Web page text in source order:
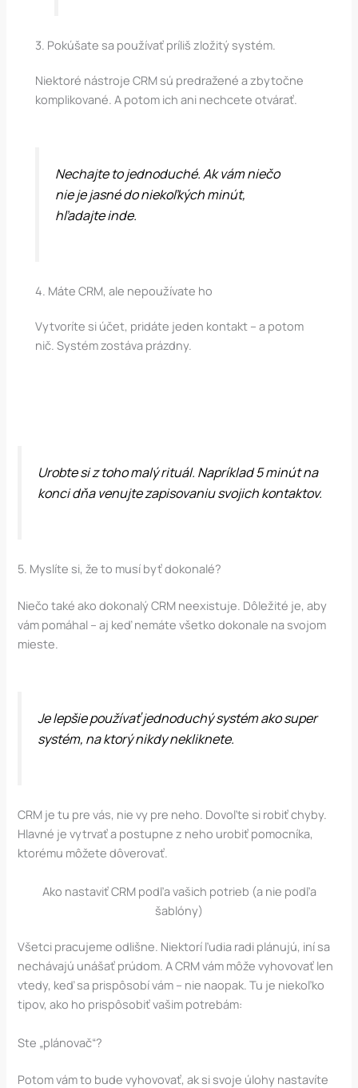
3. Pokúšate sa používať príliš zložitý systém.
Niektoré nástroje CRM sú predražené a zbytočne
komplikované. A potom ich ani nechcete otvárať.
Nechajte to jednoduché. Ak vám niečo
nie je jasné do niekoľkých minút,
hľadajte inde.
4. Máte CRM, ale nepoužívate ho
Vytvoríte si účet, pridáte jeden kontakt – a potom
nič. Systém zostáva prázdny.
Urobte si z toho malý rituál. Napríklad 5 minút na
konci dňa venujte zapisovaniu svojich kontaktov.
5. Myslíte si, že to musí byť dokonalé?
Niečo také ako dokonalý CRM neexistuje. Dôležité je, aby
vám pomáhal – aj keď nemáte všetko dokonale na svojom
mieste.
Je lepšie používať jednoduchý systém ako super
systém, na ktorý nikdy nekliknete.
CRM je tu pre vás, nie vy pre neho. Dovoľte si robiť chyby.
Hlavné je vytrvať a postupne z neho urobiť pomocníka,
ktorému môžete dôverovať.
Ako nastaviť CRM podľa vašich potrieb (a nie podľa
šablóny)
Všetci pracujeme odlišne. Niektorí ľudia radi plánujú, iní sa
nechávajú unášať prúdom. A CRM vám môže vyhovovať len
vtedy, keď sa prispôsobí vám – nie naopak. Tu je niekoľko
tipov, ako ho prispôsobiť vašim potrebám:
Ste „plánovač“?
Potom vám to bude vyhovovať, ak si svoje úlohy nastavíte